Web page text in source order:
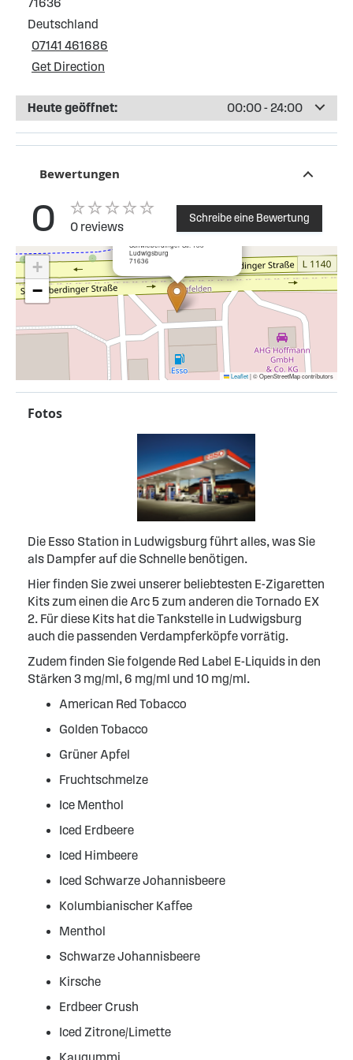
71636
Deutschland
07141 461686
Get Direction
Heute geöffnet: 00:00 - 24:00
Bewertungen
0 0 reviews
Schreibe eine Bewertung
Schwieberdinger Str. 133
Ludwigsburg
71636
×
+
−
Leaflet|© OpenStreetMap contributors
Fotos
Die Esso Station in Ludwigsburg führt alles, was Sie
als Dampfer auf die Schnelle benötigen.
Hier finden Sie zwei unserer beliebtesten E-Zigaretten
Kits zum einen die Arc 5 zum anderen die Tornado EX
2. Für diese Kits hat die Tankstelle in Ludwigsburg
auch die passenden Verdampferköpfe vorrätig.
Zudem finden Sie folgende Red Label E-Liquids in den
Stärken 3 mg/ml, 6 mg/ml und 10 mg/ml.
American Red Tobacco
Golden Tobacco
Grüner Apfel
Fruchtschmelze
Ice Menthol
Iced Erdbeere
Iced Himbeere
Iced Schwarze Johannisbeere
Kolumbianischer Kaffee
Menthol
Schwarze Johannisbeere
Kirsche
Erdbeer Crush
Iced Zitrone/Limette